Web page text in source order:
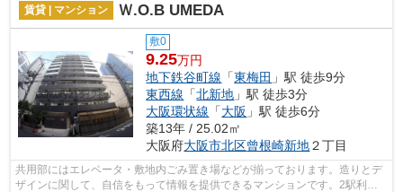
賃貸 | マンション Ｗ.O.B UMEDA
敷0
9.25万円
地下鉄谷町線 「東梅田 」駅 徒歩9分
東西線 「北新地 」駅 徒歩3分
大阪環状線 「大阪 」駅 徒歩6分
築13年 / 25.02㎡
大阪府大阪市北区曾根崎新地２丁目
共用部にはエレベータ・敷地内ごみ置き場などが揃っております。造りとデ
ザインに関して、自信をもって情報を提供できるマンションです。2駅利用